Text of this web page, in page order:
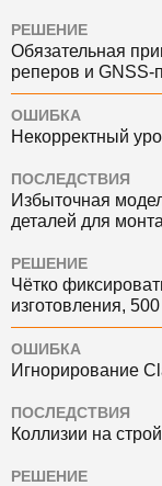
РЕШЕНИЕ
Обязательная
реперов и GNSS-
ОШИБКА
Некорректный
ПОСЛЕДСТВИЯ
Избыточная
деталей для
РЕШЕНИЕ
Чётко
изготовления,
ОШИБКА
Игнорирование
ПОСЛЕДСТВИЯ
Коллизии на
РЕШЕНИЕ